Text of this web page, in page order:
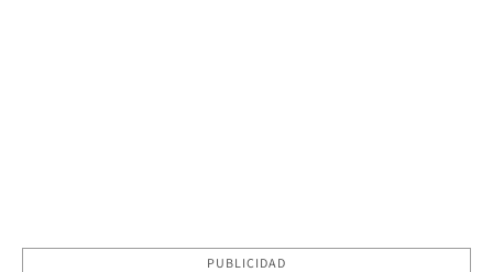
PUBLICIDAD